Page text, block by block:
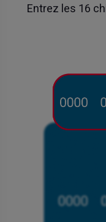
Entrez les 16